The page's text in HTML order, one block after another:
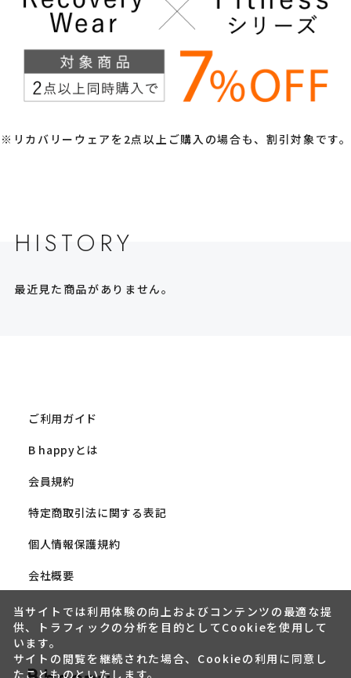
※リカバリーウェアを2点以上ご購入の場合も、割引対象です。
HISTORY
最近見た商品がありません。
ご利用ガイド
B happyとは
会員規約
特定商取引法に関する表記
個人情報保護規約
会社概要
当サイトでは利用体験の向上およびコンテンツの最適な提
供、トラフィックの分析を目的としてCookieを使用して
います。
サイトの閲覧を継続された場合、Cookieの利用に同意し
たことものといたします。